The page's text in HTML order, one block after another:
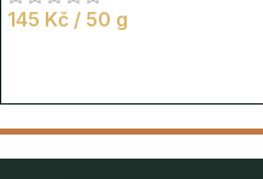
145 Kč / 50 g